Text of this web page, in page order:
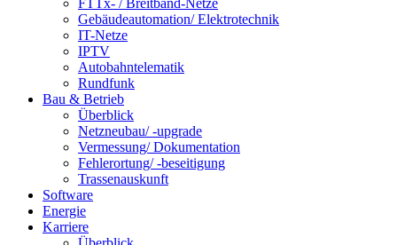
FTTx- / Breitband-Netze
Gebäude­automation/ Elektro­technik
IT-Netze
IPTV
Autobahn­telematik
Rundfunk
Bau & Betrieb
Überblick
Netzneubau/ -upgrade
Ver­messung/ Doku­mentation
Fehlerortung/ -beseitigung
Trassenauskunft
Software
Energie
Karriere